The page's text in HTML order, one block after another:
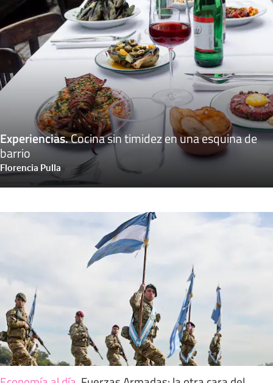
Experiencias.Cocina sin timidez en una esquina de
barrio
Florencia Pulla